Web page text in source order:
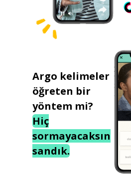
Argo kelimeler
öğreten bir
yöntem mi?
Hiç
sormayacaksın
sandık.